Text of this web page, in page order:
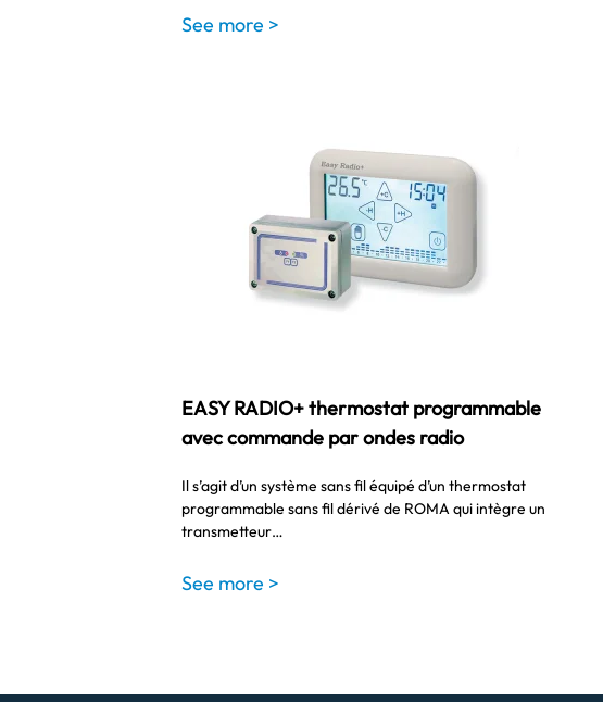
See more >
EASY RADIO+ thermostat programmable
avec commande par ondes radio
Il s’agit d’un système sans fil équipé d’un thermostat
programmable sans fil dérivé de ROMA qui intègre un
transmetteur…
See more >